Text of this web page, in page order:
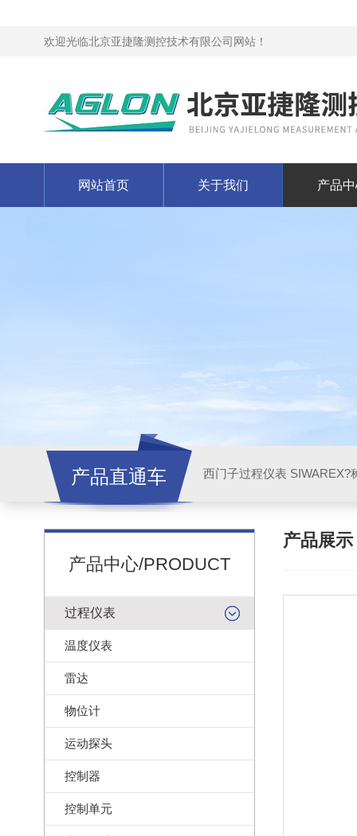
欢迎光临北京亚捷隆测控技术有限公司网站！
网站首页 关于我们 产品
产品直通车 西门子过程仪表 SIWAREX?
产品中心/PRODUCT
过程仪表
温度仪表
雷达
物位计
运动探头
控制器
控制单元
产品展示